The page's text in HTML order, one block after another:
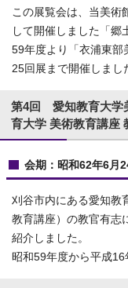
この展覧会は、当美術
して開催しました「郷
59年度より「衣浦東部
25回展まで開催しまし
第4回 愛知教育大学
育大学 美術教育講座
会期：昭和62年6月
刈谷市内にある愛知教
教育講座）の教官有志
紹介しました。
昭和59年度から平成16